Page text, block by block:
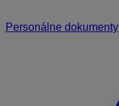
Personálne dokumenty